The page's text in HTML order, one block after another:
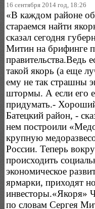
16 сентября 2014 год, 18:26
«В каждом районе
стараемся найти
сказал сегодня
Митин на брифинге
правительства.Ведь
такой якорь (а еще
ему не так страшны
штормы. А если его
придумать.-
Батецкий район, -
нем построили
крупную
России. Теперь
происходить
экономическое
ярмарки, приходят
инвесторы.«Якоря»
по словам Сергея